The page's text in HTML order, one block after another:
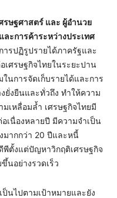
ษฐศาสตร์ และ ผู้อำนวย
ะการค้าระหว่างประเทศ
การปฏิรูปรายได้ภาครัฐและ
ศรษฐกิจไทยในระยะปาน
นการจัดเก็บรายได้และการ
ยั่งยืนและทั่วถึง ทำให้ความ
เหลื่อมล้ำ เศรษฐกิจไทยมี
เนื่องหลายปี มีความจำเป็น
มากกว่า 20 ปีและหนี้
ตั้งแต่ปัญหาวิกฤติเศรษฐกิจ
นอย่างรวดเร็ว
ป็นไปตามเป้าหมายและยัง